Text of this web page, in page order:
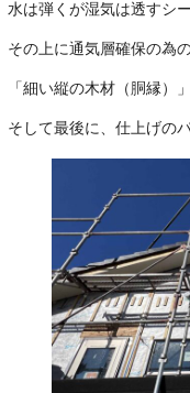
水は弾くが湿気は透すシ
その上に通気層確保の為
「細い縦の木材（胴縁）」
そして最後に、仕上げの